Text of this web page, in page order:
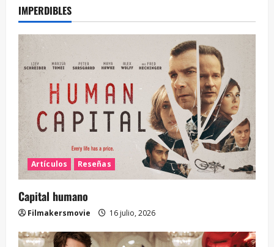
IMPERDIBLES
Artículos Reseñas
Capital humano
Filmakersmovie 16 julio, 2026